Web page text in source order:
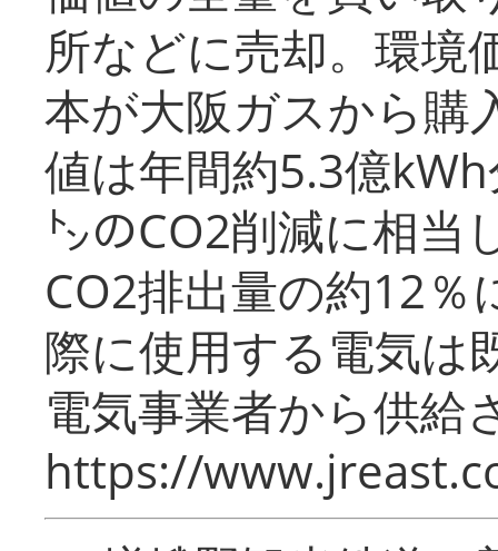
所などに売却。環境
本が大阪ガスから購
値は年間約5.3億
㌧のCO2削減に相当
CO2排出量の約12％
際に使用する電気は
電気事業者から供給
https://